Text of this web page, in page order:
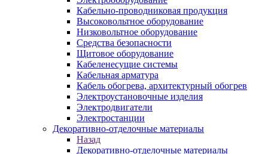
Кабельно-проводниковая продукция
Высоковольтное оборудование
Низковольтное оборудование
Средства безопасности
Щитовое оборудование
Кабеленесущие системы
Кабельная арматура
Кабель обогрева, архитектурный обогрев
Электроустановочные изделия
Электродвигатели
Электростанции
Декоративно-отделочные материалы
Назад
Декоративно-отделочные материалы